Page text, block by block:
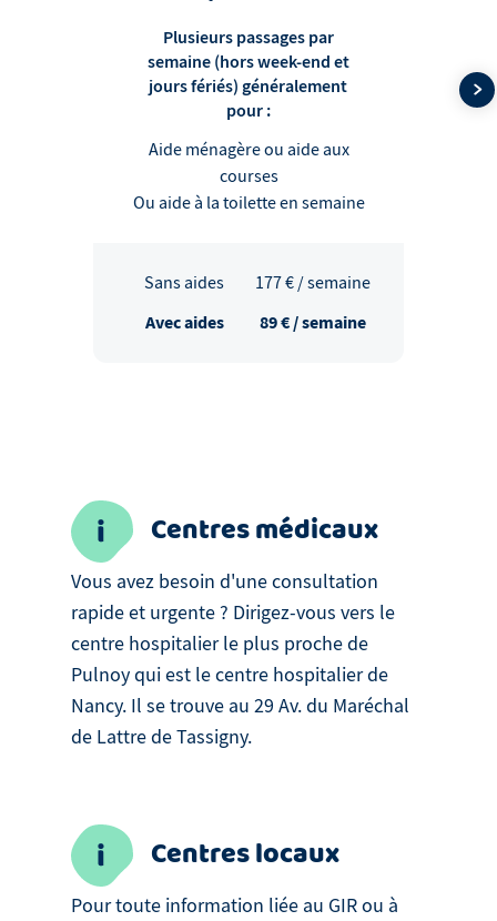
Plusieurs passages par
semaine (hors week-end et
jours fériés) généralement
pour :
Aide ménagère ou aide aux
courses
Ou aide à la toilette en semaine
Sans aides 177€ / semaine
Avec aides 89€ / semaine
Centres médicaux
Vous avez besoin d'une consultation
rapide et urgente ? Dirigez-vous vers le
centre hospitalier le plus proche de
Pulnoy qui est le centre hospitalier de
Nancy. Il se trouve au 29 Av. du Maréchal
de Lattre de Tassigny.
Centres locaux
Pour toute information liée au GIR ou à